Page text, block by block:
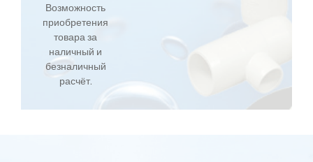
Возможность
приобретения
товара за
наличный и
безналичный
расчёт.